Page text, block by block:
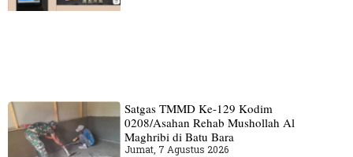
Satgas TMMD Ke-129 Kodim
0208/Asahan Rehab Mushollah Al
Maghribi di Batu Bara
Jumat, 7 Agustus 2026